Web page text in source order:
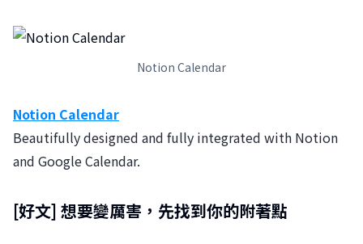
Notion Calendar
Notion Calendar
Beautifully designed and fully integrated with Notion
and Google Calendar.
[好文] 想要變厲害，先找到你的附著點